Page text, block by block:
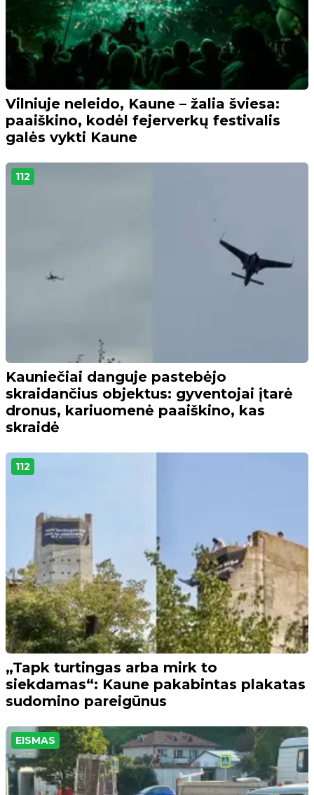
Vilniuje neleido, Kaune – žalia šviesa:
paaiškino, kodėl fejerverkų festivalis
galės vykti Kaune
112
Kauniečiai danguje pastebėjo
skraidančius objektus: gyventojai įtarė
dronus, kariuomenė paaiškino, kas
skraidė
112
„Tapk turtingas arba mirk to
siekdamas“: Kaune pakabintas plakatas
sudomino pareigūnus
EISMAS